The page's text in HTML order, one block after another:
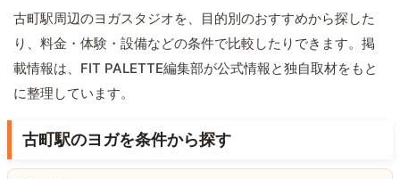
古町駅周辺のヨガスタジオを、目的別のおすすめから探した
り、料金・体験・設備などの条件で比較したりできます。掲
載情報は、FIT PALETTE編集部が公式情報と独自取材をもと
に整理しています。
古町駅のヨガを条件から探す